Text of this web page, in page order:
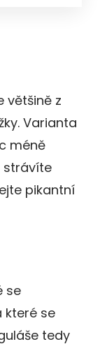
většině z
Varianta
méně
strávíte
pikantní
se
které se
tedy